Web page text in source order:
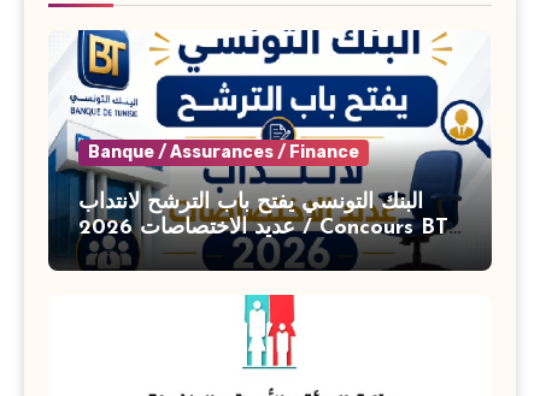
Banque / Assurances / Finance
البنك التونسي يفتح باب الترشح لانتداب
عديد الاختصاصات 2026 / Concours BT
Banque de Tunisie 2026